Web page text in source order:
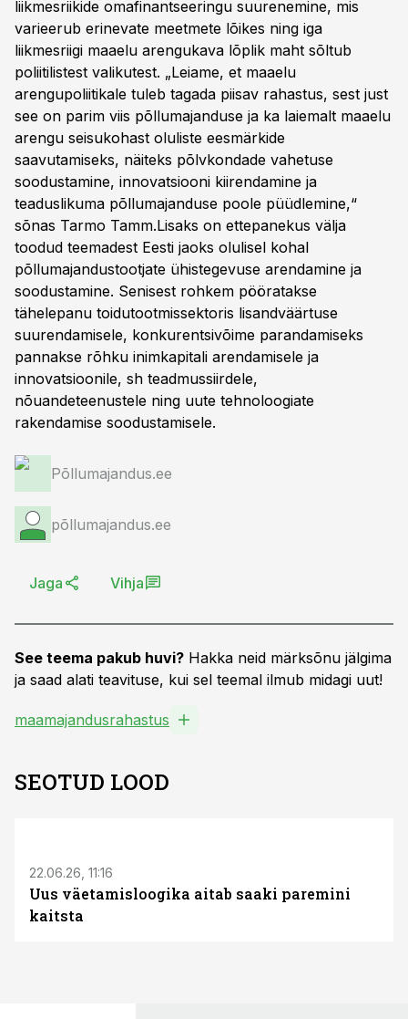
liikmesriikide omafinantseeringu suurenemine, mis
varieerub erinevate meetmete lõikes ning iga
liikmesriigi maaelu arengukava lõplik maht sõltub
poliitilistest valikutest. „Leiame, et maaelu
arengupoliitikale tuleb tagada piisav rahastus, sest just
see on parim viis põllumajanduse ja ka laiemalt maaelu
arengu seisukohast oluliste eesmärkide
saavutamiseks, näiteks põlvkondade vahetuse
soodustamine, innovatsiooni kiirendamine ja
teaduslikuma põllumajanduse poole püüdlemine,“
sõnas Tarmo Tamm.Lisaks on ettepanekus välja
toodud teemadest Eesti jaoks olulisel kohal
põllumajandustootjate ühistegevuse arendamine ja
soodustamine. Senisest rohkem pööratakse
tähelepanu toidutootmissektoris lisandväärtuse
suurendamisele, konkurentsivõime parandamiseks
pannakse rõhku inimkapitali arendamisele ja
innovatsioonile, sh teadmussiirdele,
nõuandeteenustele ning uute tehnoloogiate
rakendamise soodustamisele.
Põllumajandus.ee
põllumajandus.ee
Jaga Vihja
See teema pakub huvi? Hakka neid märksõnu jälgima
ja saad alati teavituse, kui sel teemal ilmub midagi uut!
maamajandusrahastus
SEOTUD LOOD
22.06.26, 11:16
Uus väetamisloogika aitab saaki paremini
kaitsta